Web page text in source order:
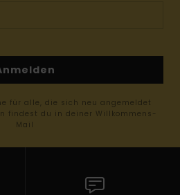
für alle, die sich neu angemeldet
findest du in deiner Willkommens-
Mail